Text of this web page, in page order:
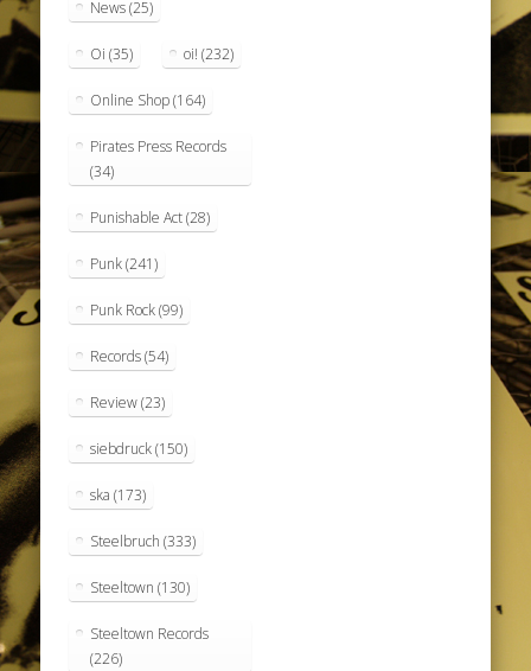
News(25)
Oi (35) oi! (232)
Online Shop(164)
Pirates Press Records
(34)
Punishable Act(28)
Punk(241)
Punk Rock(99)
Records(54)
Review(23)
siebdruck(150)
ska (173)
Steelbruch (333)
Steeltown (130)
Steeltown Records
(226)